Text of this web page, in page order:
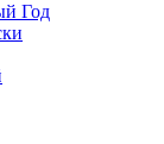
Год